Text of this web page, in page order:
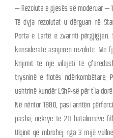
– Rezoluta e pjesës së moderuar –
Të dyja rezolutat u dërguan në
Porta e Lartë e zvarriti
konsideratë asnjërën rezolutë. Me
krijimit të një vilajeti të
trysninë e flotës ndërkombëtare,
ushtrinë kundër LShP-së për t’ia
Në nëntor 1880, pasi arritën
pasha, nëkrye të 20 batalioneve
Ulqinit që mbrohej nga 3 mijë